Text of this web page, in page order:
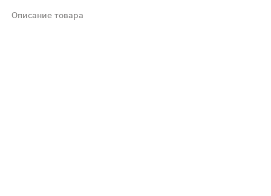
Описание товара